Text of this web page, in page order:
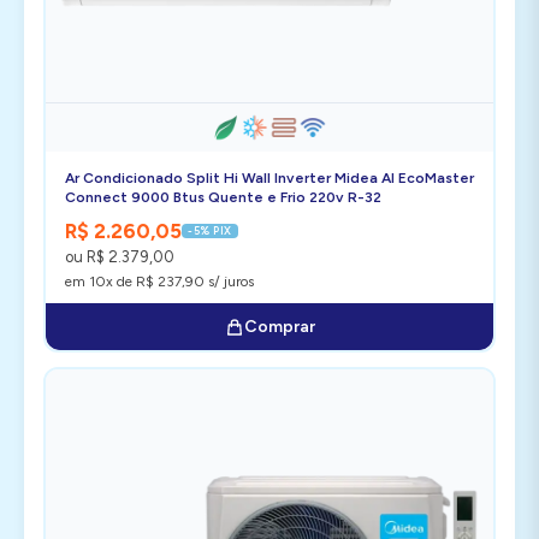
Ar Condicionado Split Hi Wall Inverter Midea AI EcoMaster
Connect 9000 Btus Quente e Frio 220v R-32
R$ 2.260,05 -5% PIX
ou R$ 2.379,00
em 10x de R$ 237,90 s/ juros
Comprar